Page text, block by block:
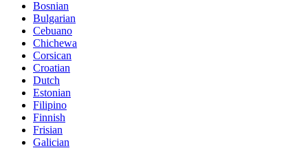
Bosnian
Bulgarian
Cebuano
Chichewa
Corsican
Croatian
Dutch
Estonian
Filipino
Finnish
Frisian
Galician